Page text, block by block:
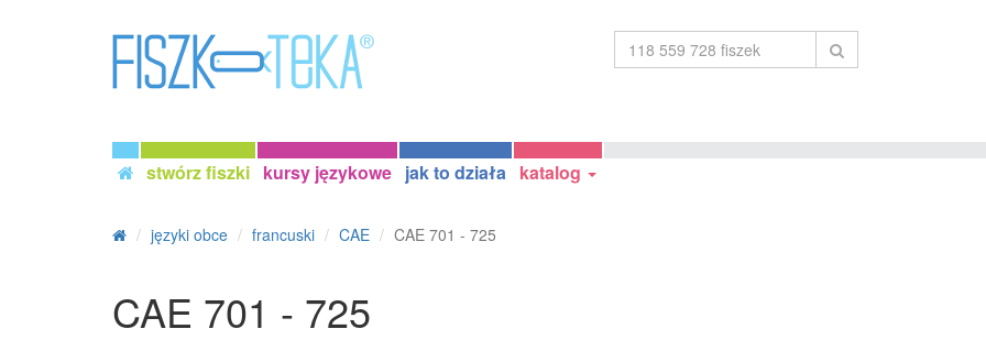
stwórz fiszki kursy językowe jak to działa katalog
języki obce francuski CAE CAE 701 - 725
CAE 701 - 725